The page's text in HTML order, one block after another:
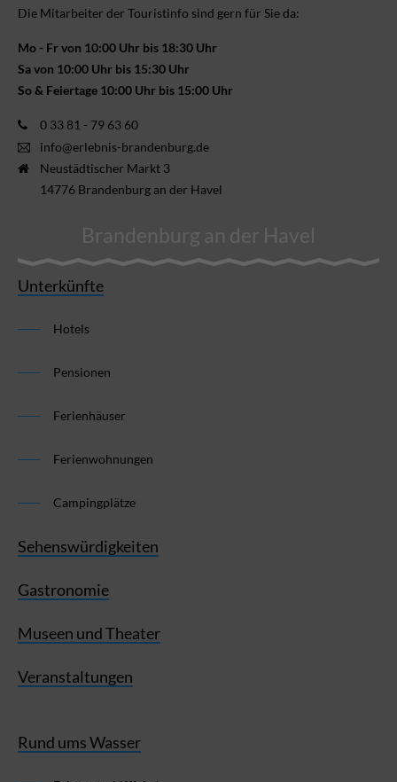
Die Mitarbeiter der Touristinfo sind gern für Sie da:
Mo - Fr von 10:00 Uhr bis 18:30 Uhr
Sa von 10:00 Uhr bis 15:30 Uhr
So & Feiertage 10:00 Uhr bis 15:00 Uhr
0 33 81 - 79 63 60
info@erlebnis-brandenburg.de
Neustädtischer Markt 3
14776 Brandenburg an der Havel
Brandenburg an der Havel
Unterkünfte
Hotels
Pensionen
Ferienhäuser
Ferienwohnungen
Campingplätze
Sehenswürdigkeiten
Gastronomie
Museen und Theater
Veranstaltungen
Rund ums Wasser